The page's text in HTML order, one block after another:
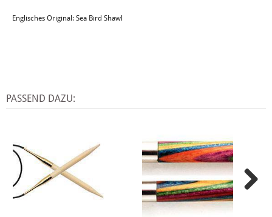
Englisches Original: Sea Bird Shawl
PASSEND DAZU: